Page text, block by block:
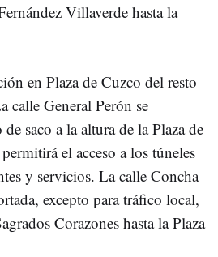
Villaverde hasta la
en Plaza de Cuzco del resto
calle General Perón se
saco a la altura de la Plaza de
el acceso a los túneles
y servicios. La calle Concha
excepto para tráfico local,
Corazones hasta la Plaza